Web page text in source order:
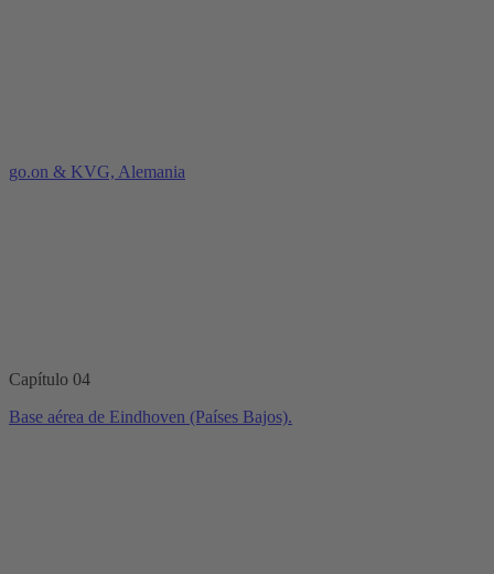
go.on & KVG, Alemania
Capítulo 04
Base aérea de Eindhoven (Países Bajos).